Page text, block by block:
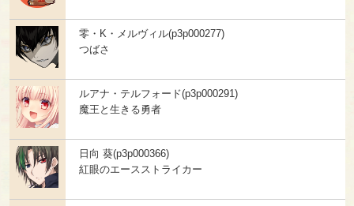
零・K・メルヴィル(p3p000277)
つばさ
ルアナ・テルフォード(p3p000291)
魔王と生きる勇者
日向 葵(p3p000366)
紅眼のエースストライカー